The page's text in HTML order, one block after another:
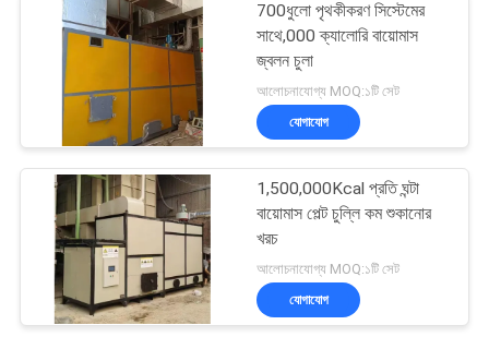
সিসিডি রঙ সোর্টার
অপটিক্যাল বাছাই মেশিন
700ধুলো পৃথকীকরণ সিস্টেমের
সাথে,000 ক্যালোরি বায়োমাস
জ্বলন চুলা
আলোচনাযোগ্য MOQ:১টি সেট
যোগাযোগ
1,500,000Kcal প্রতি ঘন্টা
বায়োমাস পেল্ট চুল্লি কম শুকানোর
খরচ
আলোচনাযোগ্য MOQ:১টি সেট
যোগাযোগ